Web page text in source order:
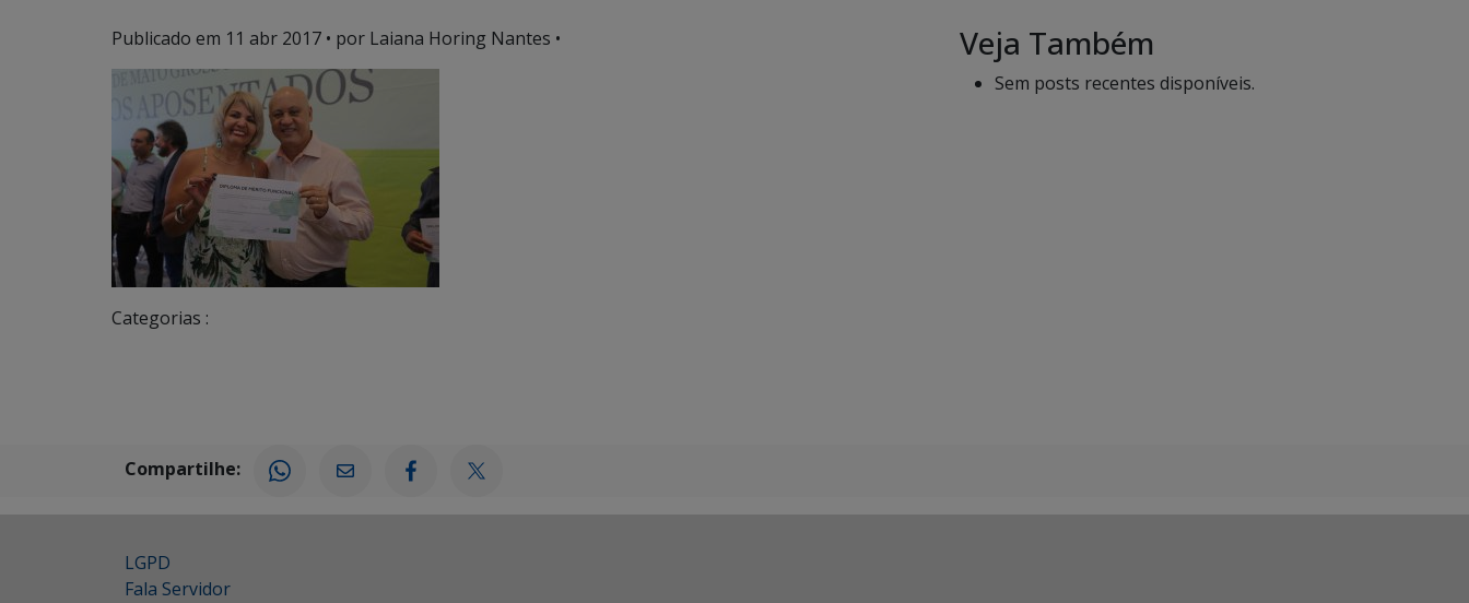
Publicado em 11 abr 2017 • por Laiana Horing Nantes •
Categorias :
Veja Também
Sem posts recentes disponíveis.
Compartilhe:
LGPD
Fala Servidor